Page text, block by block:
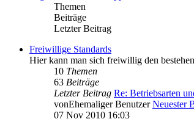
Themen
Beiträge
Letzter Beitrag
Freiwillige Standards
Hier kann man sich freiwillig den
10 Themen
63 Beiträge
Letzter Beitrag Re: Betriebsarten
vonEhemaliger Benutzer Neuester
07 Nov 2010 16:03